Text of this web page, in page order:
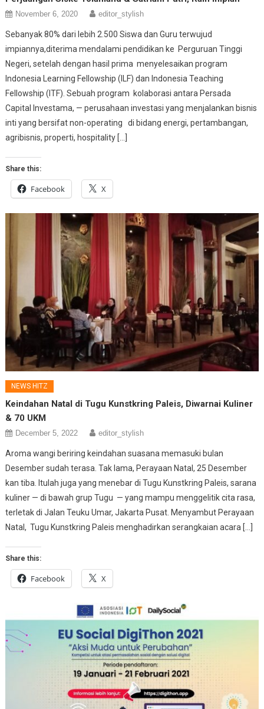
November 6, 2020 editor_stylish
Sebanyak 80% dari lebih 2.500 Siswa dan Guru terwujud
impiannya,diterima mendalami pendidikan ke Perguruan Tinggi
Negeri, setelah dengan hasil prima menyelesaikan program
Indonesia Learning Fellowship (ILF) dan Indonesia Teaching
Fellowship (ITF). Sebuah program kolaborasi antara Persada
Capital Investama, — perusahaan investasi yang menjalankan bisnis
inti yang bersifat non-operating di bidang energi, pertambangan,
agribisnis, properti, hospitality […]
Share this:
Facebook X
NEWS HITZ
Keindahan Natal di Tugu Kunstkring Paleis, Diwarnai Kuliner
& 70 UKM
December 5, 2022 editor_stylish
Aroma wangi beriring keindahan suasana memasuki bulan
Desember sudah terasa. Tak lama, Perayaan Natal, 25 Desember
kan tiba. Itulah juga yang menebar di Tugu Kunstkring Paleis, sarana
kuliner — di bawah grup Tugu — yang mampu menggelitik cita rasa,
terletak di Jalan Teuku Umar, Jakarta Pusat. Menyambut Perayaan
Natal, Tugu Kunstkring Paleis menghadirkan serangkaian acara […]
Share this:
Facebook X